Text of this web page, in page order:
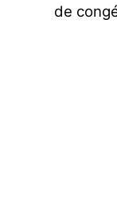
de